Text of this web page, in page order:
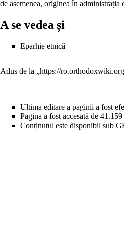
de asemenea, originea în
A se vedea și
Eparhie etnică
Adus de la „https://
Ultima editare a paginii a fost
Pagina a fost accesată de
Conținutul este disponibil sub